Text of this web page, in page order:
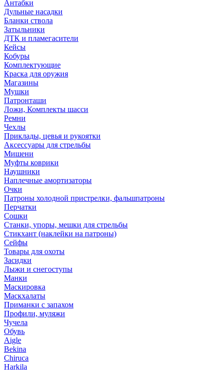
Антабки
Дульные насадки
Бланки ствола
Затыльники
ДТК и пламегасители
Кейсы
Кобуры
Комплектующие
Краска для оружия
Магазины
Мушки
Патронташи
Ложи, Комплекты шасси
Ремни
Чехлы
Приклады, цевья и рукоятки
Аксессуары для стрельбы
Мишени
Муфты коврики
Наушники
Наплечные амортизаторы
Очки
Патроны холодной пристрелки, фальшпатроны
Перчатки
Сошки
Станки, упоры, мешки для стрельбы
Стикхант (наклейки на патроны)
Сейфы
Товары для охоты
Засидки
Лыжи и снегоступы
Манки
Маскировка
Маскхалаты
Приманки с запахом
Профили, муляжи
Чучела
Обувь
Aigle
Bekina
Chiruсa
Harkila